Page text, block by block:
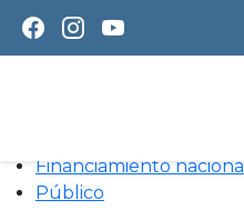
Agroindustria
Innovación
Financiamiento
Público